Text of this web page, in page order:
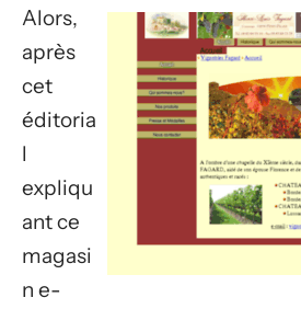
Alors,
après
cet
éditoria
l
expliqu
ant ce
magasi
n e-